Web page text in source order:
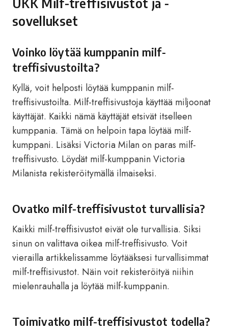
sovellukset
Voinko löytää kumppanin milf-
treffisivustoilta?
Kyllä, voit helposti löytää kumppanin milf-
treffisivustoilta. Milf-treffisivustoja käyttää miljoonat
käyttäjät. Kaikki nämä käyttäjät etsivät itselleen
kumppania. Tämä on helpoin tapa löytää milf-
kumppani. Lisäksi Victoria Milan on paras milf-
treffisivusto. Löydät milf-kumppanin Victoria
Milanista rekisteröitymällä ilmaiseksi.
Ovatko milf-treffisivustot turvallisia?
Kaikki milf-treffisivustot eivät ole turvallisia. Siksi
sinun on valittava oikea milf-treffisivusto. Voit
vierailla artikkelissamme löytääksesi turvallisimmat
milf-treffisivustot. Näin voit rekisteröityä niihin
mielenrauhalla ja löytää milf-kumppanin.
Toimivatko milf-treffisivustot todella?